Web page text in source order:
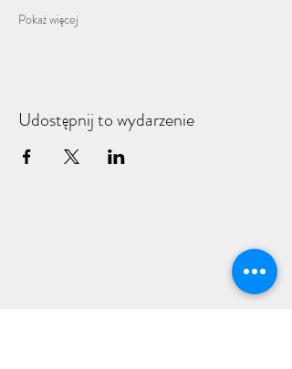
Pokaż więcej
Udostępnij to wydarzenie